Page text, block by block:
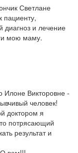
Светлане
пациенту,
диагноз и лечение
мою маму.
Илоне Викторовне -
человек!
доктором я
потрясающий
результат и